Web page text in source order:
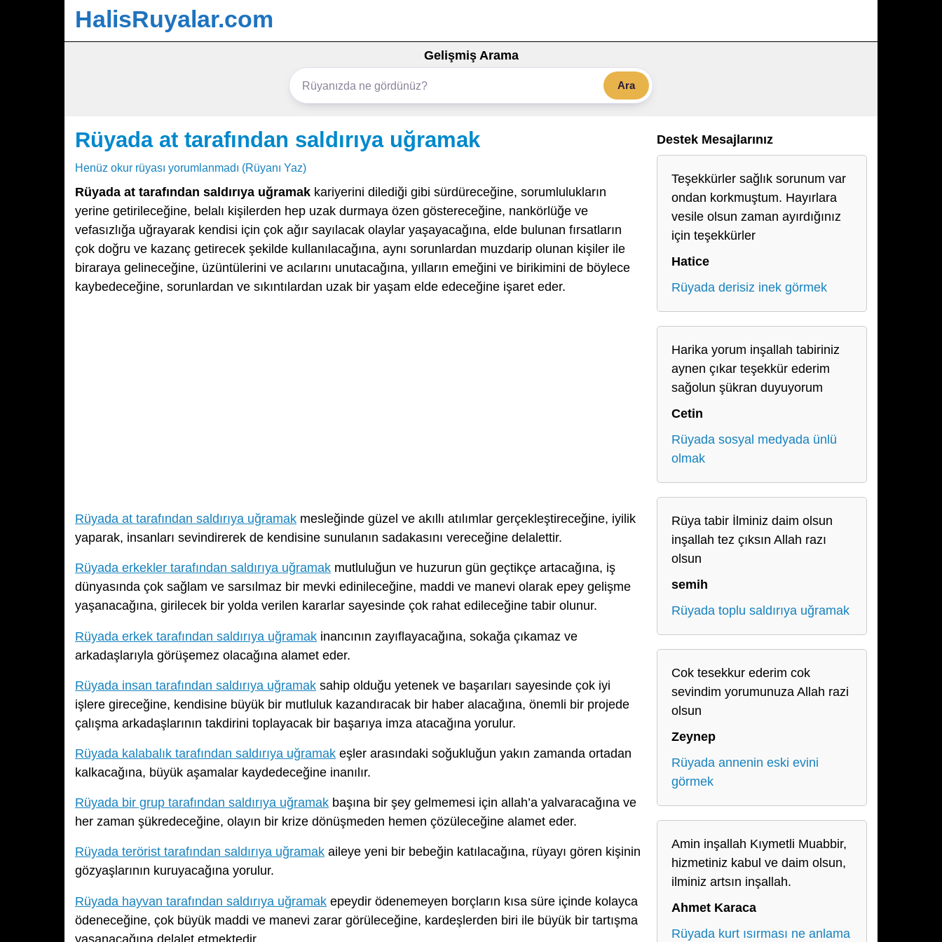
HalisRuyalar.com
Gelişmiş Arama
Ara
Rüyada at tarafından saldırıya uğramak
Henüz okur rüyası yorumlanmadı (Rüyanı Yaz)
Rüyada at tarafından saldırıya uğramak kariyerini dilediği gibi sürdüreceğine, sorumlulukların
yerine getirileceğine, belalı kişilerden hep uzak durmaya özen göstereceğine, nankörlüğe ve
vefasızlığa uğrayarak kendisi için çok ağır sayılacak olaylar yaşayacağına, elde bulunan fırsatların
çok doğru ve kazanç getirecek şekilde kullanılacağına, aynı sorunlardan muzdarip olunan kişiler ile
biraraya gelineceğine, üzüntülerini ve acılarını unutacağına, yılların emeğini ve birikimini de böylece
kaybedeceğine, sorunlardan ve sıkıntılardan uzak bir yaşam elde edeceğine işaret eder.
Rüyada at tarafından saldırıya uğramak mesleğinde güzel ve akıllı atılımlar gerçekleştireceğine, iyilik
yaparak, insanları sevindirerek de kendisine sunulanın sadakasını vereceğine delalettir.
Rüyada erkekler tarafından saldırıya uğramak mutluluğun ve huzurun gün geçtikçe artacağına, iş
dünyasında çok sağlam ve sarsılmaz bir mevki edinileceğine, maddi ve manevi olarak epey gelişme
yaşanacağına, girilecek bir yolda verilen kararlar sayesinde çok rahat edileceğine tabir olunur.
Rüyada erkek tarafından saldırıya uğramak inancının zayıflayacağına, sokağa çıkamaz ve
arkadaşlarıyla görüşemez olacağına alamet eder.
Rüyada insan tarafından saldırıya uğramak sahip olduğu yetenek ve başarıları sayesinde çok iyi
işlere gireceğine, kendisine büyük bir mutluluk kazandıracak bir haber alacağına, önemli bir projede
çalışma arkadaşlarının takdirini toplayacak bir başarıya imza atacağına yorulur.
Rüyada kalabalık tarafından saldırıya uğramak eşler arasındaki soğukluğun yakın zamanda ortadan
kalkacağına, büyük aşamalar kaydedeceğine inanılır.
Rüyada bir grup tarafından saldırıya uğramak başına bir şey gelmemesi için allah’a yalvaracağına ve
her zaman şükredeceğine, olayın bir krize dönüşmeden hemen çözüleceğine alamet eder.
Rüyada terörist tarafından saldırıya uğramak aileye yeni bir bebeğin katılacağına, rüyayı gören kişinin
gözyaşlarının kuruyacağına yorulur.
Rüyada hayvan tarafından saldırıya uğramak epeydir ödenemeyen borçların kısa süre içinde kolayca
ödeneceğine, çok büyük maddi ve manevi zarar görüleceğine, kardeşlerden biri ile büyük bir tartışma
yaşanacağına delalet etmektedir.
Destek Mesajlarınız
Teşekkürler sağlık sorunum var
ondan korkmuştum. Hayırlara
vesile olsun zaman ayırdığınız
için teşekkürler
Hatice
Rüyada derisiz inek görmek
Harika yorum inşallah tabiriniz
aynen çıkar teşekkür ederim
sağolun şükran duyuyorum
Cetin
Rüyada sosyal medyada ünlü
olmak
Rüya tabir İlminiz daim olsun
inşallah tez çıksın Allah razı
olsun
semih
Rüyada toplu saldırıya uğramak
Cok tesekkur ederim cok
sevindim yorumunuza Allah razi
olsun
Zeynep
Rüyada annenin eski evini
görmek
Amin inşallah Kıymetli Muabbir,
hizmetiniz kabul ve daim olsun,
ilminiz artsın inşallah.
Ahmet Karaca
Rüyada kurt ısırması ne anlama